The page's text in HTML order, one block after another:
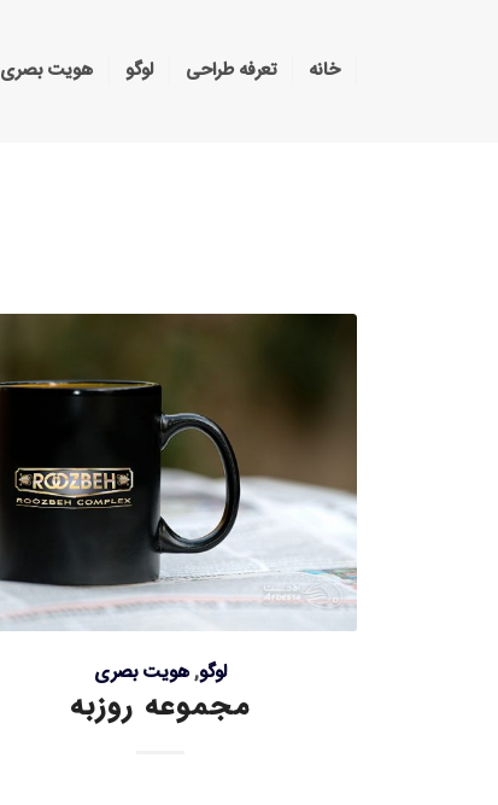
خانه تعرفه طراحی لوگو هویت بصری
لوگو,هویت بصری
مجموعه روزبه